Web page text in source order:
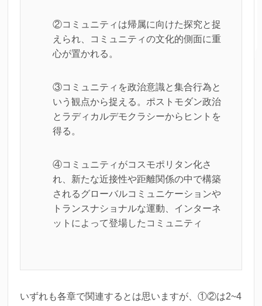
②コミュニティは帰属に向けた探究と捉
えられ、コミュニティの文化的側面に重
心が置かれる。
③コミュニティを政治意識と集合行為と
いう観点から捉える。ポストモダン政治
とラディカルデモクラシーからヒントを
得る。
④コミュニティがコスモポリタン化さ
れ、新たな近接性や距離関係の中で構築
されるグローバルコミュニケーションや
トランスナショナルな運動、インターネ
ットによって登場したコミュニティ
いずれも各章で関連するとは思いますが、①②は2~4